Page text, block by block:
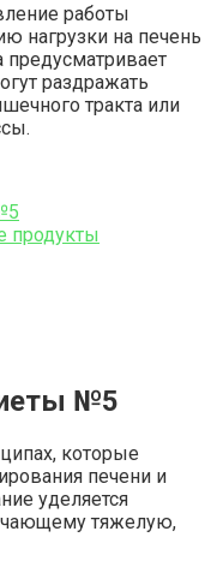
работы
нагрузки на печень
раздражать
тракта или
продукты
№5
которые
печени и
уделяется
тяжелую,